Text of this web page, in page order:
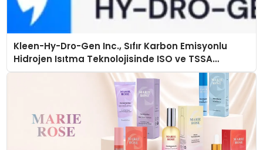
Kleen-Hy-Dro-Gen Inc., Sıfır Karbon Emisyonlu
Hidrojen Isıtma Teknolojisinde ISO ve TSSA
Düzenleyici Onaylarını Aldı